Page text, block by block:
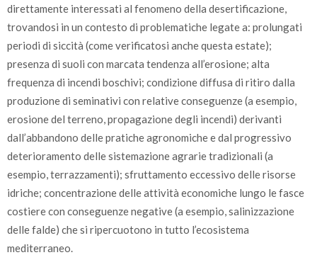
direttamente interessati al fenomeno della desertificazione,
trovandosi in un contesto di problematiche legate a: prolungati
periodi di siccità (come verificatosi anche questa estate);
presenza di suoli con marcata tendenza all’erosione; alta
frequenza di incendi boschivi; condizione diffusa di ritiro dalla
produzione di seminativi con relative conseguenze (a esempio,
erosione del terreno, propagazione degli incendi) derivanti
dall’abbandono delle pratiche agronomiche e dal progressivo
deterioramento delle sistemazione agrarie tradizionali (a
esempio, terrazzamenti); sfruttamento eccessivo delle risorse
idriche; concentrazione delle attività economiche lungo le fasce
costiere con conseguenze negative (a esempio, salinizzazione
delle falde) che si ripercuotono in tutto l’ecosistema
mediterraneo.